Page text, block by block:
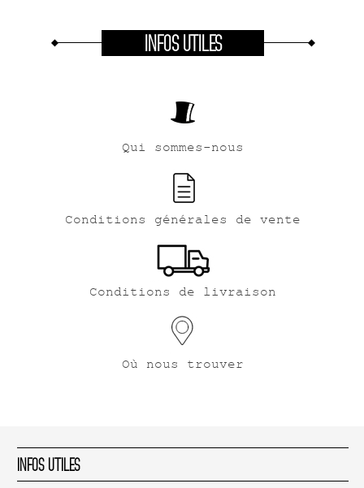
INFOS UTILES
Qui sommes-nous
Conditions générales de vente
Conditions de livraison
Où nous trouver
Infos Utiles